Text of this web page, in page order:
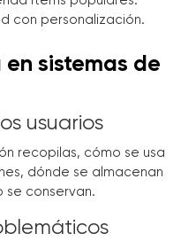
con personalización.
sistemas de
usuarios
recopilas, cómo se usa
dónde se almacenan
conservan.